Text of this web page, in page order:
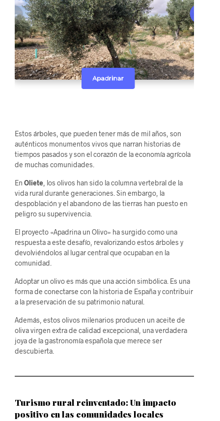
Estos árboles, que pueden tener más de mil años, son
auténticos monumentos vivos que narran historias de
tiempos pasados y son el corazón de la economía agrícola
de muchas comunidades.
En Oliete , los olivos han sido la columna vertebral de la
vida rural durante generaciones. Sin embargo, la
despoblación y el abandono de las tierras han puesto en
peligro su supervivencia.
El proyecto «Apadrina un Olivo» ha surgido como una
respuesta a este desafío, revalorizando estos árboles y
devolviéndolos al lugar central que ocupaban en la
comunidad.
Adoptar un olivo es más que una acción simbólica. Es una
forma de conectarse con la historia de España y contribuir
a la preservación de su patrimonio natural.
Además, estos olivos milenarios producen un aceite de
oliva virgen extra de calidad excepcional, una verdadera
joya de la gastronomía española que merece ser
descubierta.
Turismo rural reinventado: Un impacto
positivo en las comunidades locales